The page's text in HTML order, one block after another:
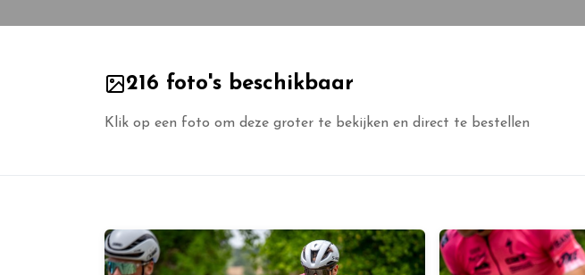
216 foto's beschikbaar
Klik op een foto om deze groter te bekijken en direct te bestellen